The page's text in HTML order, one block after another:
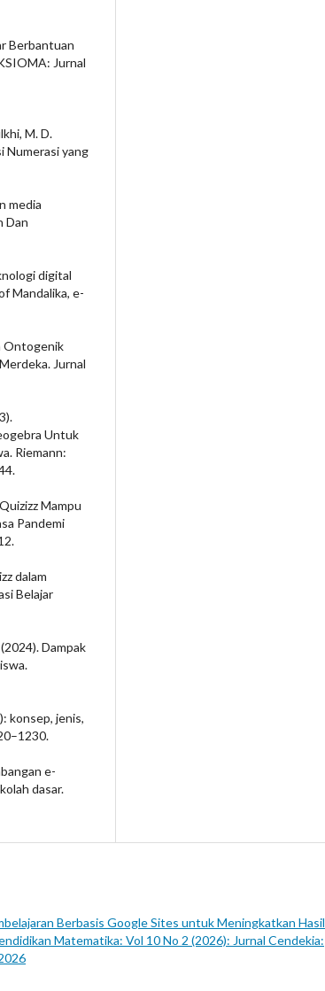
Berbantuan
Jurnal
M. D.
Numerasi yang
media
Dan
digital
Mandalika, e-
Ontogenik
Jurnal
Untuk
Riemann:
Mampu
Pandemi
dalam
Belajar
Dampak
konsep, jenis,
e-
dasar.
Berbasis Google Sites untuk Meningkatkan Hasil
Matematika: Vol 10 No 2 (2026): Jurnal Cendekia: